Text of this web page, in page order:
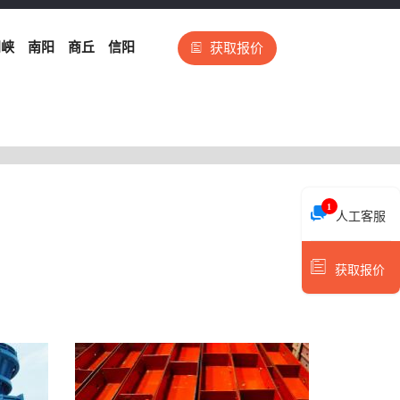
南阳 商丘 信阳 获取报价
人工客服
1
获取报价